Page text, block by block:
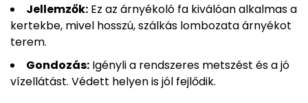
Jellemzők: Ez az árnyékoló fa kiválóan alkalmas a
kertekbe, mivel hosszú, szálkás lombozata árnyékot
terem.
Gondozás: Igényli a rendszeres metszést és a jó
vízellátást. Védett helyen is jól fejlődik.